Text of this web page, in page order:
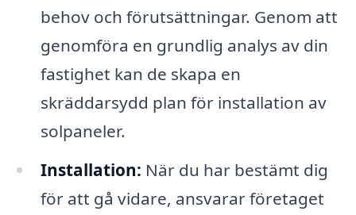
behov och förutsättningar. Genom att
genomföra en grundlig analys av din
fastighet kan de skapa en
skräddarsydd plan för installation av
solpaneler.
Installation: När du har bestämt dig
för att gå vidare, ansvarar företaget